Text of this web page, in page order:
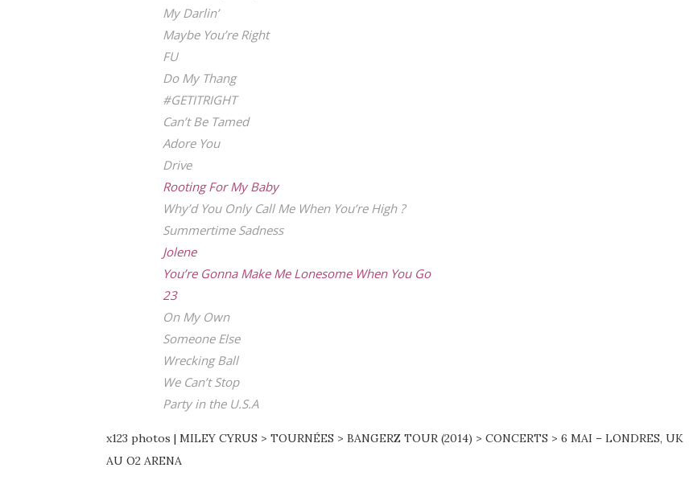
My Darlin’
Maybe You’re Right
FU
Do My Thang
#GETITRIGHT
Can’t Be Tamed
Adore You
Drive
Rooting For My Baby
Why’d You Only Call Me When You’re High ?
Summertime Sadness
Jolene
You’re Gonna Make Me Lonesome When You Go
23
On My Own
Someone Else
Wrecking Ball
We Can’t Stop
Party in the U.S.A
x123 photos | MILEY CYRUS > TOURNÉES > BANGERZ TOUR (2014) > CONCERTS > 6 MAI – LONDRES, UK
AU O2 ARENA